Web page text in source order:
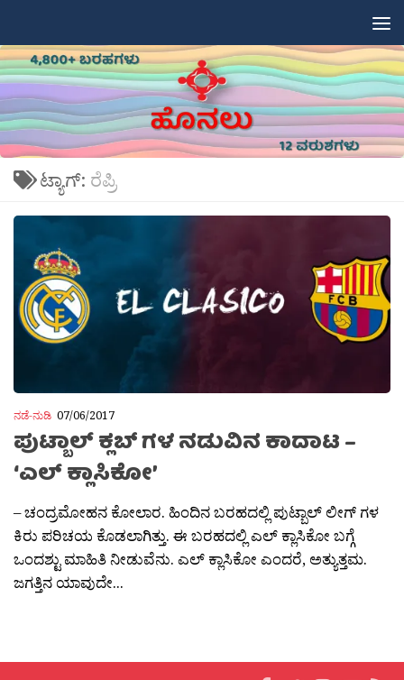
ಟ್ಯಾಗ್: ರೆಪ್ರಿ
ನಡೆ-ನುಡಿ 07/06/2017
ಪುಟ್ಬಾಲ್ ಕ್ಲಬ್ ಗಳ ನಡುವಿನ ಕಾದಾಟ –
‘ಎಲ್ ಕ್ಲಾಸಿಕೋ’
– ಚಂದ್ರಮೋಹನ ಕೋಲಾರ. ಹಿಂದಿನ ಬರಹದಲ್ಲಿ ಪುಟ್ಬಾಲ್ ಲೀಗ್ ಗಳ
ಕಿರು ಪರಿಚಯ ಕೊಡಲಾಗಿತ್ತು. ಈ ಬರಹದಲ್ಲಿ ಎಲ್ ಕ್ಲಾಸಿಕೋ ಬಗ್ಗೆ
ಒಂದಶ್ಟು ಮಾಹಿತಿ ನೀಡುವೆನು. ಎಲ್ ಕ್ಲಾಸಿಕೋ ಎಂದರೆ, ಅತ್ಯುತ್ತಮ.
ಜಗತ್ತಿನ ಯಾವುದೇ...